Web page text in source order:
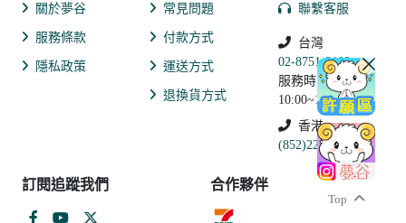
Top
關於夢谷
服務條款
隱私政策
常見問題
付款方式
運送方式
退換貨方式
聯繫客服
台灣
02-8751-2102
服務時間:
10:00~19:00
香港
(852)2250-9311
訂閱追蹤我們 合作夥伴